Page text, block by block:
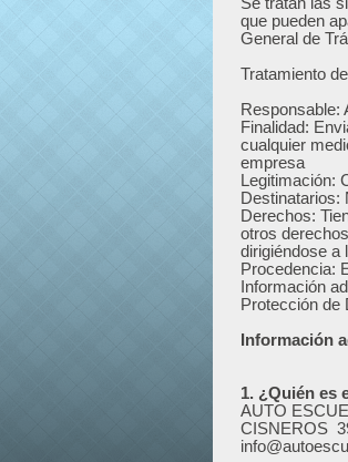
que pueden
General de
Tratamiento
Responsable:
Finalidad:
cualquier
empresa
Legitimación:
Destinatarios:
Derechos:
otros
dirigiéndose a
Procedencia:
Información
Protección de
Información
1. ¿Quién es
AUTO
CISNEROS